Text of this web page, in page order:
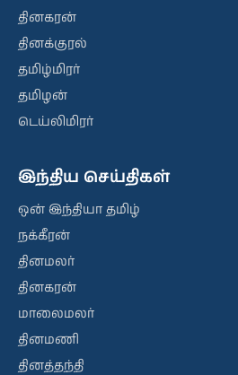
தினகரன்
தினக்குரல்
தமிழ்மிரர்
தமிழன்
டெய்லிமிரர்
இந்திய செய்திகள்
ஒன் இந்தியா தமிழ்
நக்கீரன்
தினமலர்
தினகரன்
மாலைமலர்
தினமணி
தினத்தந்தி